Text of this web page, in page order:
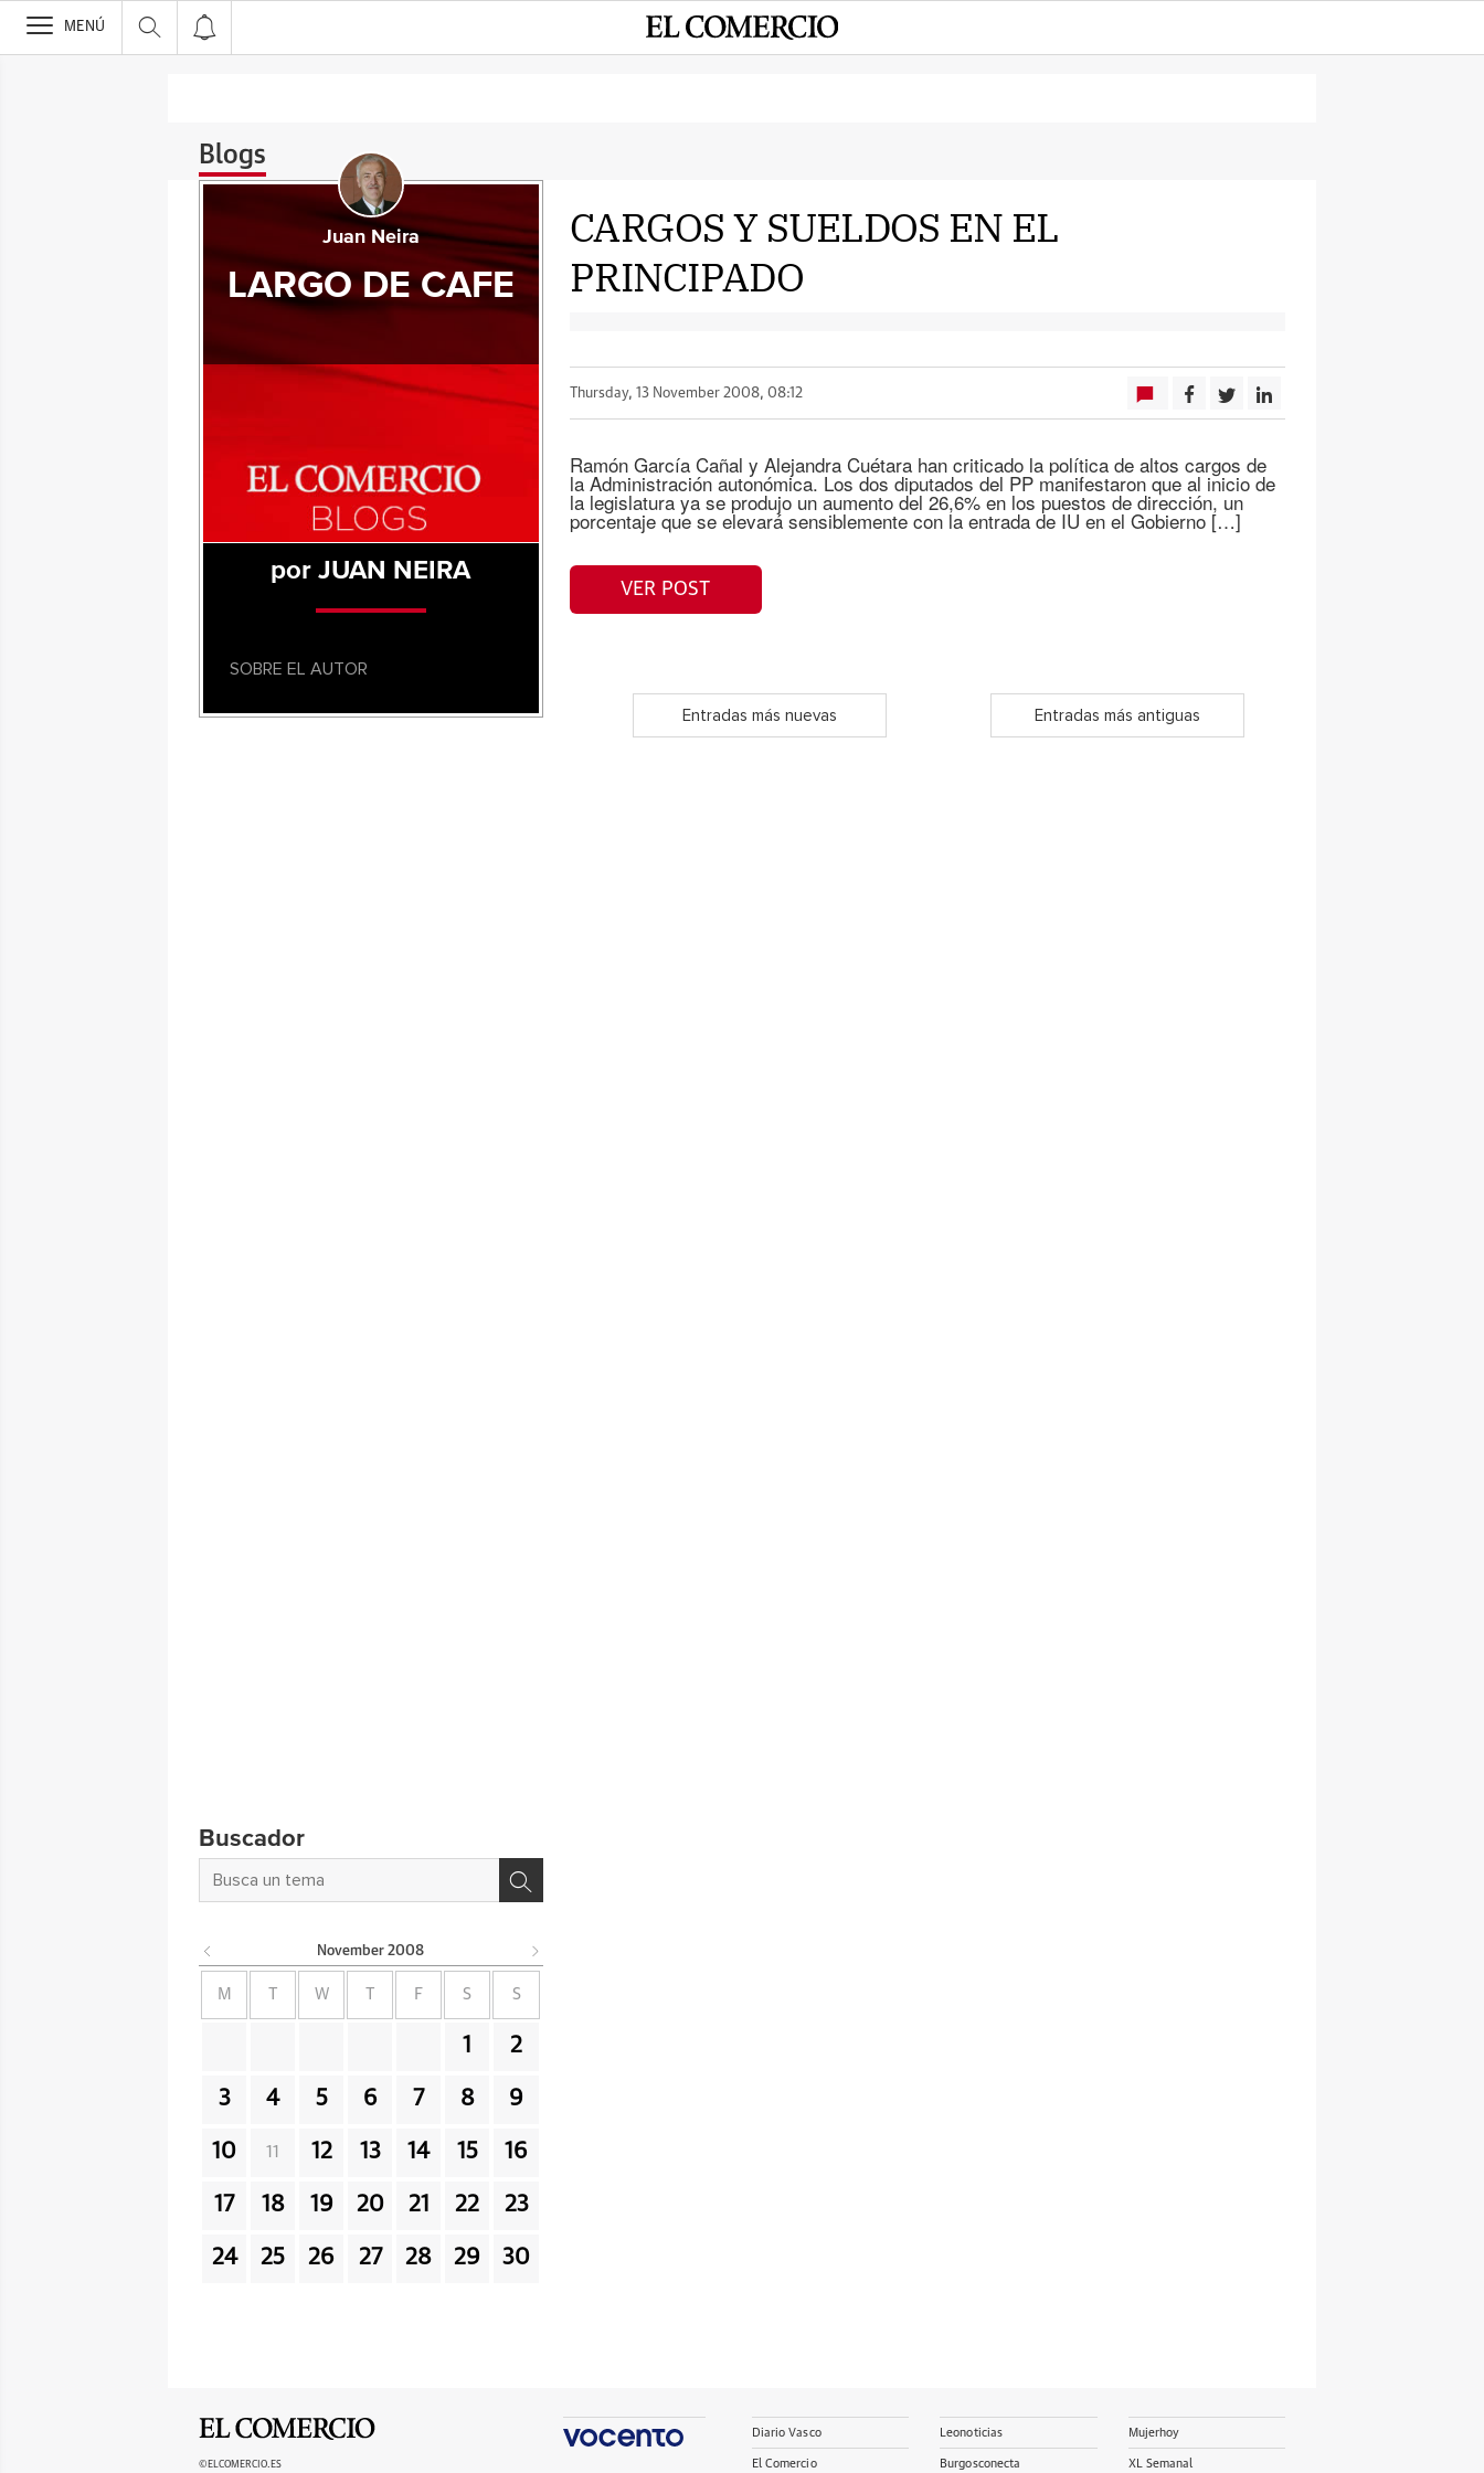
>
MENÚ
Blogs
CARGOS Y SUELDOS EN EL
PRINCIPADO
Thursday, 13 November 2008, 08:12
Ramón García Cañal y Alejandra Cuétara han criticado la política de altos cargos de
la Administración autonómica. Los dos diputados del PP manifestaron que al inicio de
la legislatura ya se produjo un aumento del 26,6% en los puestos de dirección, un
porcentaje que se elevará sensiblemente con la entrada de IU en el Gobierno […]
VER POST
Entradas más nuevas Entradas más antiguas
Juan Neira
LARGO DE CAFE
por JUAN NEIRA
SOBRE EL AUTOR
Buscador
November 2008
M W F S S
1 2
3 4 5 6 7 8 9
10 11 12 13 14 15 16
17 18 19 20 21 22 23
24 25 26 27 28 29 30
©ELCOMERCIO.ES
Diario Vasco
El Comercio
Leonoticias
Burgosconecta
Mujerhoy
XL Semanal